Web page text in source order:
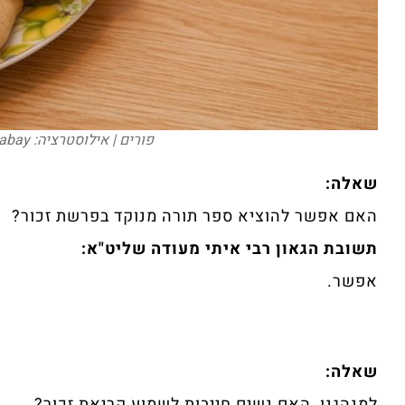
פורים | אילוסטרציה: Image by xeno4ka from Pixabay
שאלה:
האם אפשר להוציא ספר תורה מנוקד בפרשת זכור?
תשובת הגאון רבי איתי מעודה שליט"א:
אפשר.‏
שאלה: